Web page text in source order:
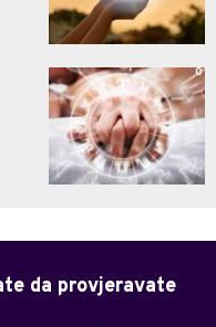
0
da provjeravate